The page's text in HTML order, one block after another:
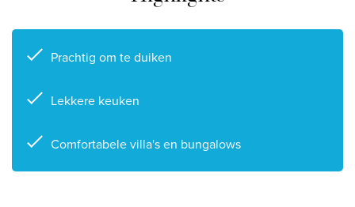
Privacy disclaimer
Prachtig om te duiken
Lekkere keuken
Comfortabele villa's en bungalows